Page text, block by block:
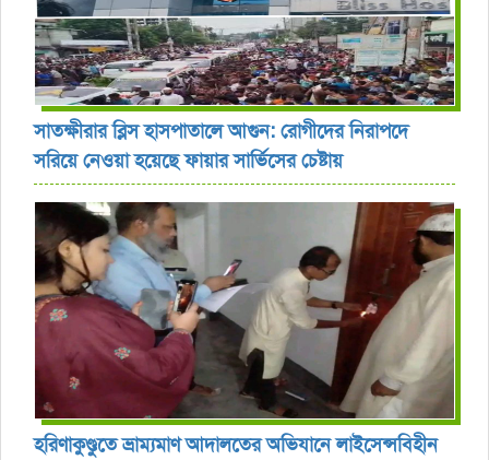
সাতক্ষীরার ব্লিস হাসপাতালে আগুন: রোগীদের নিরাপদে
সরিয়ে নেওয়া হয়েছে ফায়ার সার্ভিসের চেষ্টায়
হরিণাকুণ্ডুতে ভ্রাম্যমাণ আদালতের অভিযানে লাইসেন্সবিহীন